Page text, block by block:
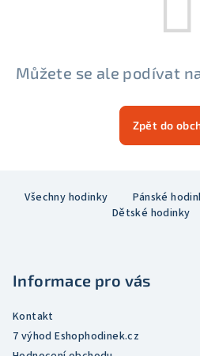
Můžete se ale podívat
Zpět do
Všechny hodinky Pánské
Dětské hodinky
Informace pro vás
Kontakt
7 výhod Eshophodinek.cz